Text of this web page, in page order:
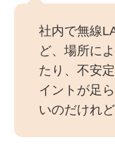
社内で無線
ど、場所に
たり、不安
イントが足
いのだけれど